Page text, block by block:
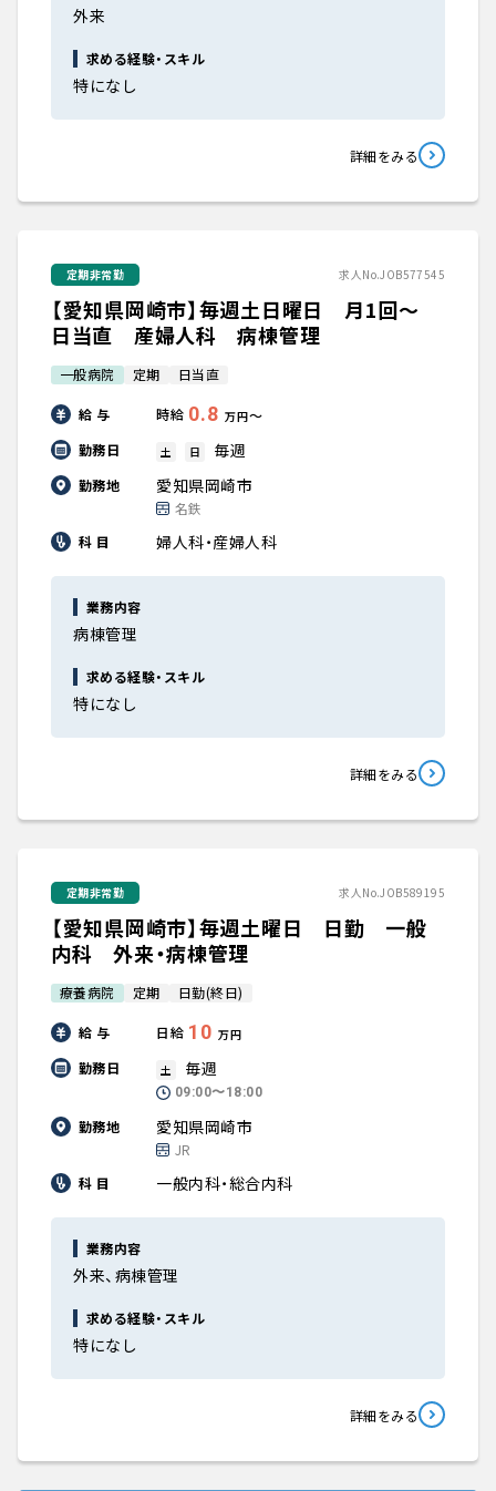
外来
求める経験・スキル
特になし
詳細をみる
定期非常勤 求人No.JOB577545
【愛知県岡崎市】毎週土日曜日 月1回～
日当直 産婦人科 病棟管理
一般病院 定期 日当直
給 与 時給 0.8 万円〜
勤務日
土 日 毎週
勤務地 愛知県岡崎市
名鉄
科 目
婦人科・産婦人科
業務内容
病棟管理
求める経験・スキル
特になし
詳細をみる
定期非常勤 求人No.JOB589195
【愛知県岡崎市】毎週土曜日 日勤 一般
内科 外来・病棟管理
療養病院 定期 日勤(終日)
給 与 日給 10 万円
勤務日 土 毎週
09:00〜18:00
勤務地 愛知県岡崎市
JR
科 目
一般内科・総合内科
業務内容
外来、病棟管理
求める経験・スキル
特になし
詳細をみる